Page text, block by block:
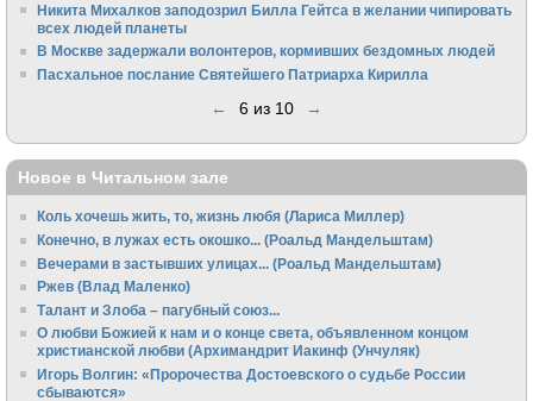
Никита Михалков заподозрил Билла Гейтса в желании чипировать
всех людей планеты
В Москве задержали волонтеров, кормивших бездомных людей
Пасхальное послание Святейшего Патриарха Кирилла
← 6 из 10 →
Новое в Читальном зале
Коль хочешь жить, то, жизнь любя (Лариса Миллер)
Конечно, в лужах есть окошко... (Роальд Мандельштам)
Вечерами в застывших улицах... (Роальд Мандельштам)
Ржев (Влад Маленко)
Талант и Злоба – пагубный союз...
О любви Божией к нам и о конце света, объявленном концом
христианской любви (Архимандрит Иакинф (Унчуляк)
Игорь Волгин: «Пророчества Достоевского о судьбе России
сбываются»